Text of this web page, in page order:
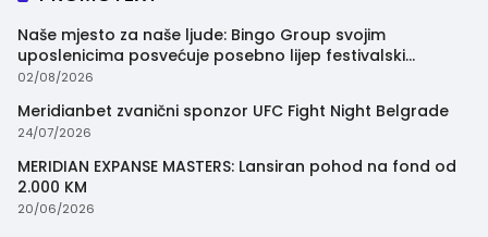
Naše mjesto za naše ljude: Bingo Group svojim
uposlenicima posvećuje posebno lijep festivalski
trenutak
02/08/2026
Meridianbet zvanični sponzor UFC Fight Night Belgrade
24/07/2026
MERIDIAN EXPANSE MASTERS: Lansiran pohod na fond od
2.000 KM
20/06/2026